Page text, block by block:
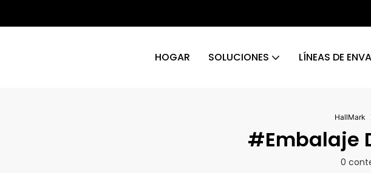
HOGAR SOLUCIONES LÍNEAS DE
HallMark
#embalaje
0